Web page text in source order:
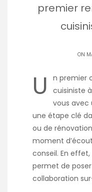
premier
ON
U
n premier
cuisiniste
vous avec
une étape clé
ou de rénovation
moment
conseil. En
permet de poser
collaboration